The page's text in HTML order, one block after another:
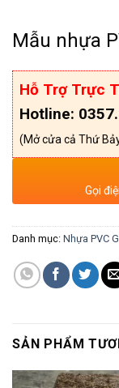
Mẫu nhựa
Hỗ Trợ Trực
Hotline:
(Mở cửa cả Thứ
Gọi
Danh mục: Nhựa PVC
SẢN PHẨM